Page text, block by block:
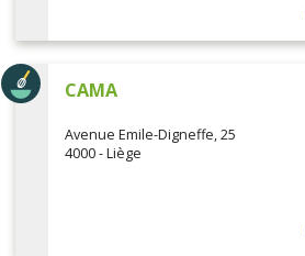
CAMA
Avenue Emile-Digneffe, 25
4000 - Liège